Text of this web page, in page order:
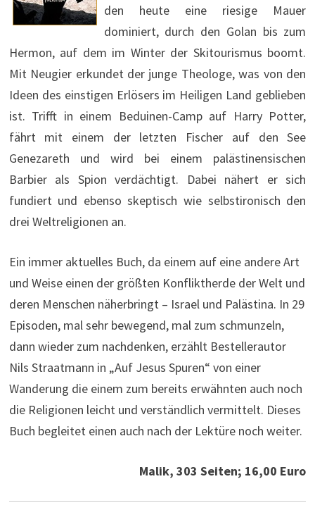
den heute eine riesige Mauer
dominiert, durch den Golan bis zum
Hermon, auf dem im Winter der Skitourismus boomt.
Mit Neugier erkundet der junge Theologe, was von den
Ideen des einstigen Erlösers im Heiligen Land geblieben
ist. Trifft in einem Beduinen-Camp auf Harry Potter,
fährt mit einem der letzten Fischer auf den See
Genezareth und wird bei einem palästinensischen
Barbier als Spion verdächtigt. Dabei nähert er sich
fundiert und ebenso skeptisch wie selbstironisch den
drei Weltreligionen an.
Ein immer aktuelles Buch, da einem auf eine andere Art
und Weise einen der größten Konfliktherde der Welt und
deren Menschen näherbringt – Israel und Palästina. In 29
Episoden, mal sehr bewegend, mal zum schmunzeln,
dann wieder zum nachdenken, erzählt Bestellerautor
Nils Straatmann in „Auf Jesus Spuren“ von einer
Wanderung die einem zum bereits erwähnten auch noch
die Religionen leicht und verständlich vermittelt. Dieses
Buch begleitet einen auch nach der Lektüre noch weiter.
Malik, 303 Seiten; 16,00 Euro